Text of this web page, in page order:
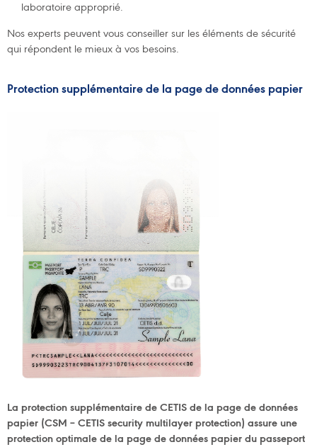
laboratoire approprié.
Nos experts peuvent vous conseiller sur les éléments de sécurité
qui répondent le mieux à vos besoins.
Protection supplémentaire de la page de données papier
La protection supplémentaire de CETIS de la page de données
papier (CSM – CETIS security multilayer protection) assure une
protection optimale de la page de données papier du passeport